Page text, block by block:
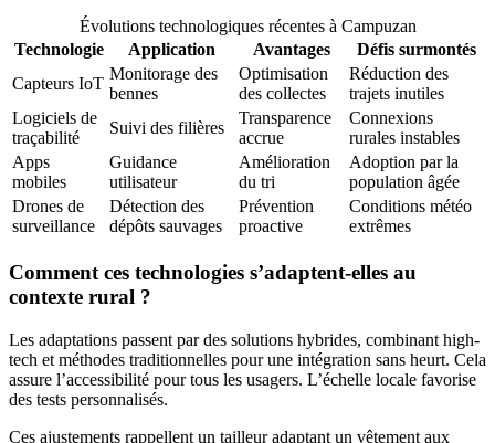
Évolutions technologiques récentes à Campuzan
Technologie
Application Avantages
Défis surmontés
Capteurs IoT
Monitorage des
bennes
Optimisation
des collectes
Réduction des
trajets inutiles
Logiciels de
traçabilité
Suivi des filières
Transparence
accrue
Connexions
rurales instables
Apps
mobiles
Guidance
utilisateur
Amélioration
du tri
Adoption par la
population âgée
Drones de
surveillance
Détection des
dépôts sauvages
Prévention
proactive
Conditions météo
extrêmes
Comment ces technologies s’adaptent-elles au
contexte rural ?
Les adaptations passent par des solutions hybrides, combinant high-
tech et méthodes traditionnelles pour une intégration sans heurt. Cela
assure l’accessibilité pour tous les usagers. L’échelle locale favorise
des tests personnalisés.
Ces ajustements rappellent un tailleur adaptant un vêtement aux